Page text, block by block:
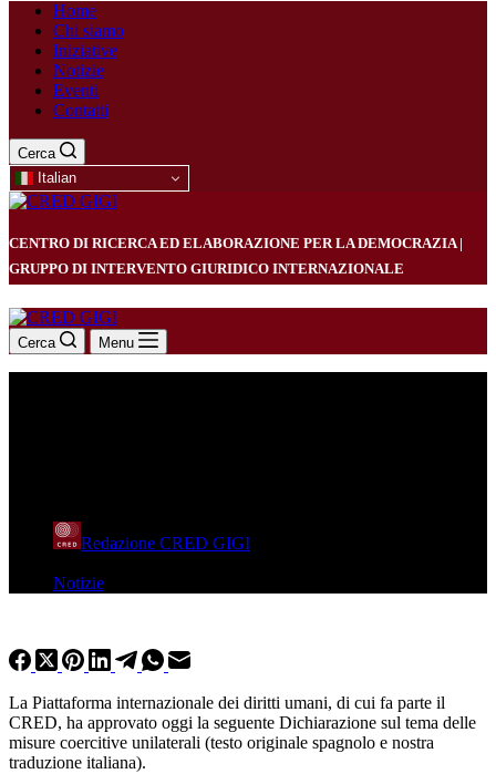
Home
Chi siamo
Iniziative
Notizie
Eventi
Contatti
Cerca
Italian
CENTRO DI RICERCA ED ELABORAZIONE PER LA DEMOCRAZIA |
GRUPPO DI INTERVENTO GIURIDICO INTERNAZIONALE
Cerca Menu
Redazione CRED GIGI
Notizie
La Piattaforma internazionale dei diritti umani, di cui fa parte il
CRED, ha approvato oggi la seguente Dichiarazione sul tema delle
misure coercitive unilaterali (testo originale spagnolo e nostra
traduzione italiana).